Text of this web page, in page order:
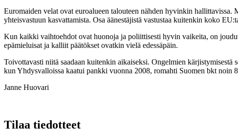
Euromaiden velat ovat euroalueen talouteen nähden hyvinkin
yhteisvastuun kasvattamista. Osa äänestäjistä vastustaa kuitenkin koko
Kun kaikki vaihtoehdot ovat huonoja ja poliittisesti hyvin vaikeita, on
epämieluisat ja kalliit päätökset ovatkin vielä edessäpäin.
Toivottavasti niitä saadaan kuitenkin aikaiseksi. Ongelmien
kun Yhdysvalloissa kaatui pankki vuonna 2008, romahti Suomen bkt
Janne Huovari
Tilaa tiedotteet